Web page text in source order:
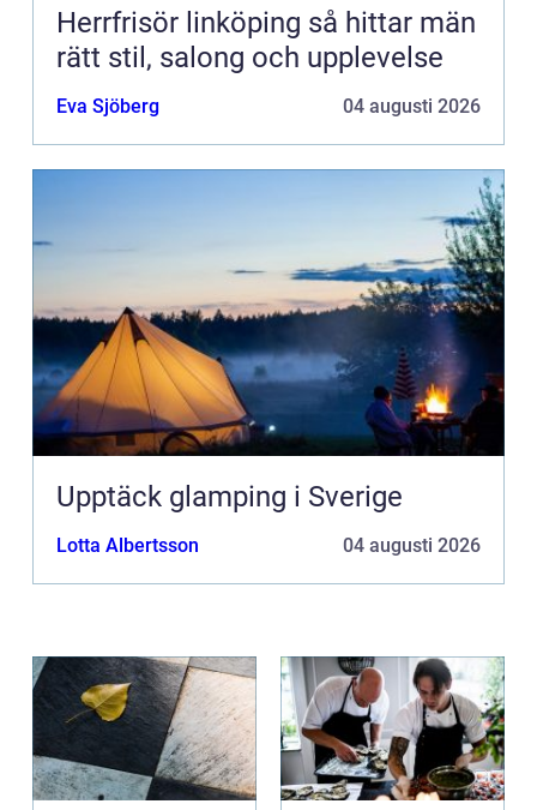
Herrfrisör linköping så hittar män
rätt stil, salong och upplevelse
Eva Sjöberg 04 augusti 2026
Upptäck glamping i Sverige
Lotta Albertsson 04 augusti 2026